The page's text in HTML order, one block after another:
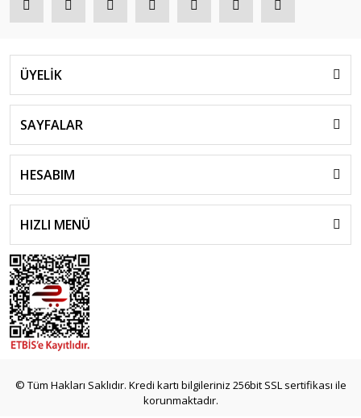
ÜYELİK
SAYFALAR
HESABIM
HIZLI MENÜ
© Tüm Hakları Saklıdır. Kredi kartı bilgileriniz 256bit SSL sertifikası ile
korunmaktadır.